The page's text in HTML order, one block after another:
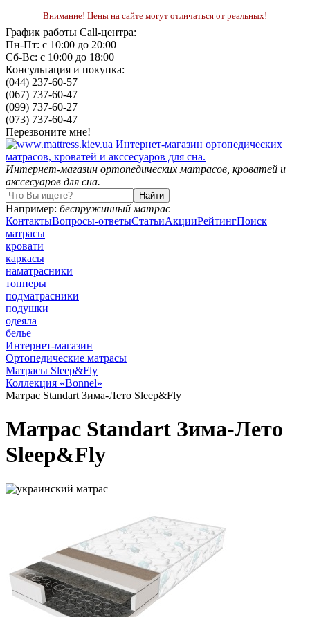
Внимание! Цены на сайте могут отличаться от реальных!
График работы Call-центра:
Пн-Пт: с 10:00 до 20:00
Сб-Вс: с 10:00 до 18:00
Консультация и покупка:
(044) 237-60-57
(067) 737-60-47
(099) 737-60-27
(073) 737-60-47
Перезвоните мне!
Интернет-магазин ортопедических матрасов, кроватей и
акссесуаров для сна.
Например: беспружинный матрас
КонтактыВопросы-ответыСтатьиАкцииРейтингПоиск
матрасы
кровати
каркасы
наматрасники
топперы
подматрасники
подушки
одеяла
белье
Интернет-магазин
Ортопедические матрасы
Матрасы Sleep&Fly
Коллекция «Bonnel»
Матрас Standart Зима-Лето Sleep&Fly
Матрас Standart Зима-Лето
Sleep&Fly